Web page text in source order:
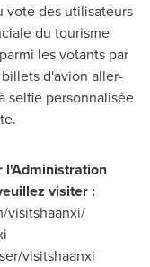
vote des utilisateurs
du tourisme
les votants par
d'avion aller-
selfie personnalisée
l'Administration
visiter :
visitshaanxi/
visitshaanxi